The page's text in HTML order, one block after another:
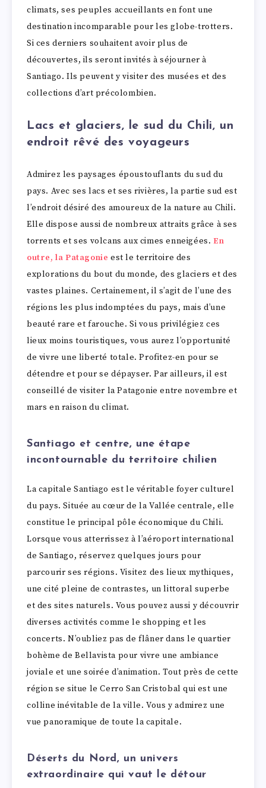
climats, ses peuples accueillants en font une
destination incomparable pour les globe-trotters.
Si ces derniers souhaitent avoir plus de
découvertes, ils seront invités à séjourner à
Santiago. Ils peuvent y visiter des musées et des
collections d’art précolombien.
Lacs et glaciers, le sud du Chili, un
endroit rêvé des voyageurs
Admirez les paysages époustouflants du sud du
pays. Avec ses lacs et ses rivières, la partie sud est
l’endroit désiré des amoureux de la nature au Chili.
Elle dispose aussi de nombreux attraits grâce à ses
torrents et ses volcans aux cimes enneigées. En
outre, la Patagonie est le territoire des
explorations du bout du monde, des glaciers et des
vastes plaines. Certainement, il s’agit de l’une des
régions les plus indomptées du pays, mais d’une
beauté rare et farouche. Si vous privilégiez ces
lieux moins touristiques, vous aurez l’opportunité
de vivre une liberté totale. Profitez-en pour se
détendre et pour se dépayser. Par ailleurs, il est
conseillé de visiter la Patagonie entre novembre et
mars en raison du climat.
Santiago et centre, une étape
incontournable du territoire chilien
La capitale Santiago est le véritable foyer culturel
du pays. Située au cœur de la Vallée centrale, elle
constitue le principal pôle économique du Chili.
Lorsque vous atterrissez à l’aéroport international
de Santiago, réservez quelques jours pour
parcourir ses régions. Visitez des lieux mythiques,
une cité pleine de contrastes, un littoral superbe
et des sites naturels. Vous pouvez aussi y découvrir
diverses activités comme le shopping et les
concerts. N’oubliez pas de flâner dans le quartier
bohème de Bellavista pour vivre une ambiance
joviale et une soirée d’animation. Tout près de cette
région se situe le Cerro San Cristobal qui est une
colline inévitable de la ville. Vous y admirez une
vue panoramique de toute la capitale.
Déserts du Nord, un univers
extraordinaire qui vaut le détour